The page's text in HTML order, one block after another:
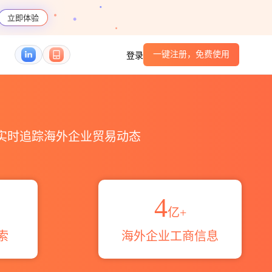
立即体验
登录 一键注册，免费使用
时追踪海外企业贸易动态
4亿+
海外企业工商信息